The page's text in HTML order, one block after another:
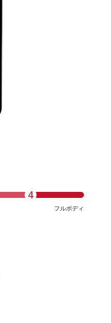
4
フルボディ